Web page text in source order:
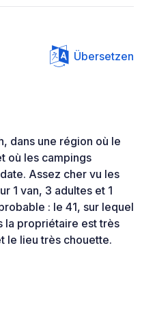
Übersetzen
dans une région où le
où les campings
Assez cher vu les
1 van, 3 adultes et 1
: le 41, sur lequel
la propriétaire est très
le lieu très chouette.